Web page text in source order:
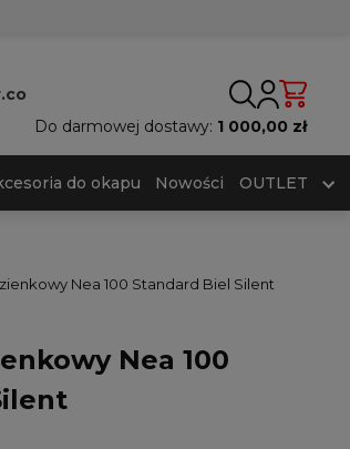
Do darmowej dostawy: 1 000,00 zł
do okapu Nowości OUTLET
Nea 100 Standard Biel Silent
Nea 100